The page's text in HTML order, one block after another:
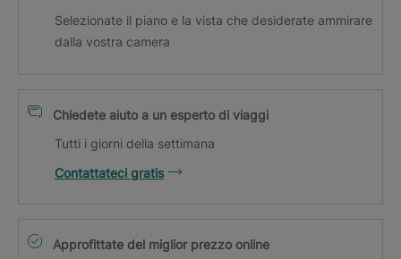
Selezionate il piano e la vista che desiderate ammirare
dalla vostra camera
Chiedete aiuto a un esperto di viaggi
Tutti i giorni della settimana
Contattateci gratis
Approfittate del miglior prezzo online